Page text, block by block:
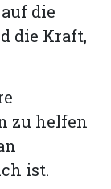
die
die Kraft,
zu helfen
ist.